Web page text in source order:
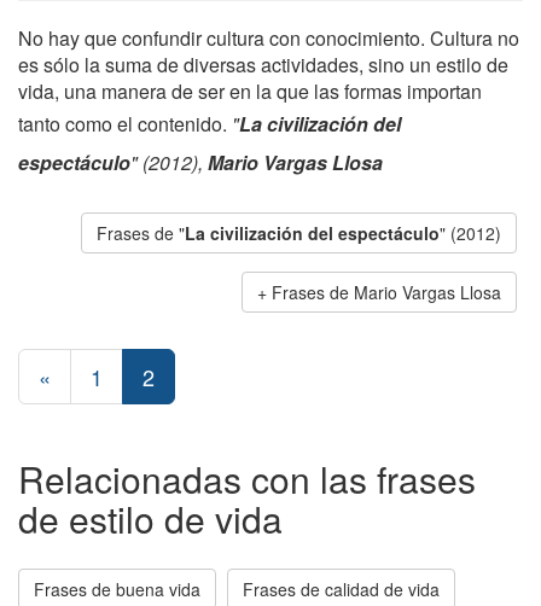
No hay que confundir cultura con conocimiento. Cultura no
es sólo la suma de diversas actividades, sino un estilo de
vida, una manera de ser en la que las formas importan
tanto como el contenido. "La civilización del
espectáculo" (2012), Mario Vargas Llosa
Frases de "La civilización del espectáculo" (2012)
Frases de Mario Vargas Llosa
« 1 2
Relacionadas con las frases
de estilo de vida
Frases de buena vida Frases de calidad de vida